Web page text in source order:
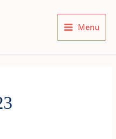
Main
Menu